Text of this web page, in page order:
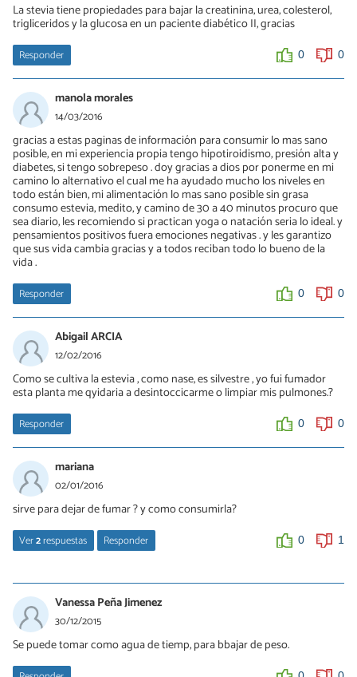
La stevia tiene propiedades para bajar la creatinina, urea, colesterol,
trigliceridos y la glucosa en un paciente diabético II, gracias
Responder 0 0
manola morales
14/03/2016
gracias a estas paginas de información para consumir lo mas sano
posible, en mi experiencia propia tengo hipotiroidismo, presión alta y
diabetes, si tengo sobrepeso . doy gracias a dios por ponerme en mi
camino lo alternativo el cual me ha ayudado mucho los niveles en
todo están bien, mi alimentación lo mas sano posible sin grasa
consumo estevia, medito, y camino de 30 a 40 minutos procuro que
sea diario, les recomiendo si practican yoga o natación seria lo ideal. y
pensamientos positivos fuera emociones negativas . y les garantizo
que sus vida cambia gracias y a todos reciban todo lo bueno de la
vida .
Responder 0 0
Abigail ARCIA
12/02/2016
Como se cultiva la estevia , como nase, es silvestre , yo fui fumador
esta planta me qyidaria a desintoccicarme o limpiar mis pulmones.?
Responder 0 0
mariana
02/01/2016
sirve para dejar de fumar ? y como consumirla?
Ver2respuestas Responder 0 1
05/01/2016
Sta. Carla Martinez Danti no me respondio si laStevia sirve para
dejar de fumar y como se tomaria.
Vanessa Peña Jimenez
30/12/2015
Se puede tomar como agua de tiemp, para bbajar de peso.